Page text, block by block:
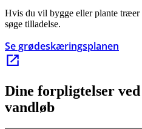
Hvis du vil bygge eller plante
søge tilladelse.
Se grødeskæringsplanen
Dine forpligtelser
vandløb